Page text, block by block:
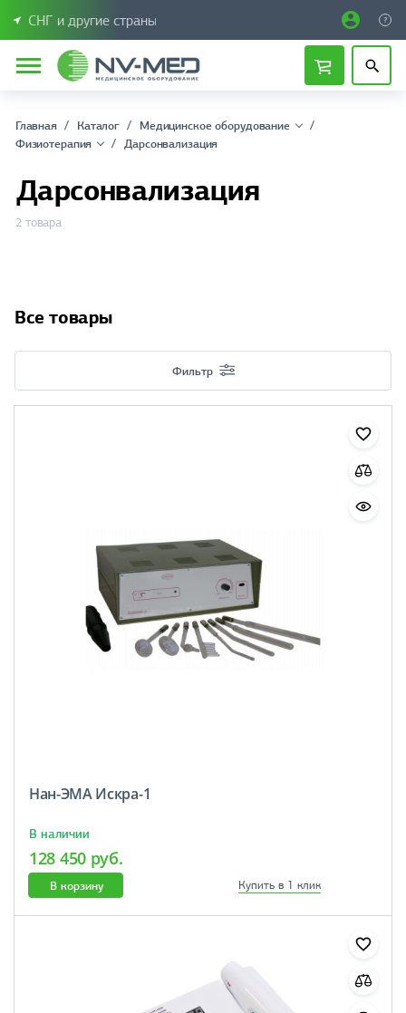
СНГ и другие страны
Главная Каталог
Медицинское оборудование
Физиотерапия
Дарсонвализация
Дарсонвализация
2 товара
Все товары
Фильтр
Нан-ЭМА Искра-1
В наличии
128 450 руб.
В корзину Купить в 1 клик